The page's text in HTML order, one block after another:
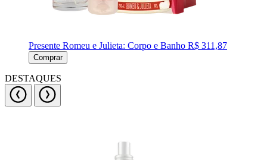
Presente Romeu e Julieta: Corpo e Banho R$ 311,87
Comprar
DESTAQUES